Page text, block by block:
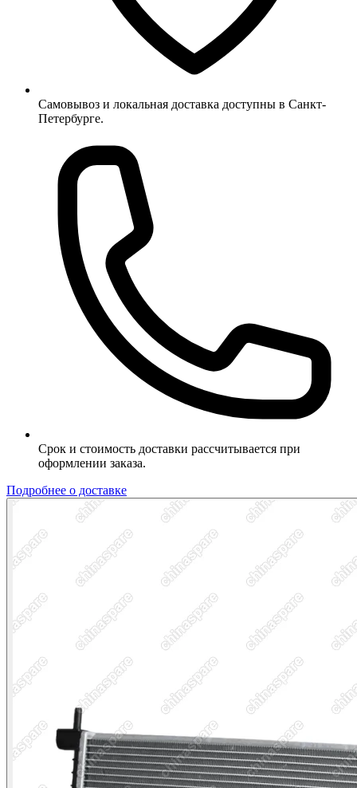
Самовывоз и локальная доставка доступны в Санкт-
Петербурге.
Срок и стоимость доставки рассчитывается при
оформлении заказа.
Подробнее о доставке